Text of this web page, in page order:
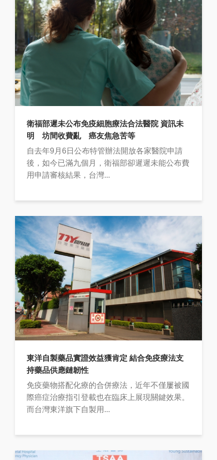
衛福部遲未公布免疫細胞療法合法醫院 資訊未
明 坊間收費亂 癌友焦急苦等
自去年9月6日公布特管辦法開放各家醫院申請
後，如今已滿九個月，衛福部卻遲遲未能公布費
用申請審核結果，台灣...
東洋自製藥品實證效益獲肯定 結合免疫療法支
持藥品供應鏈韌性
免疫藥物搭配化療的合併療法，近年不僅屢被國
際癌症治療指引登載也在臨床上展現關鍵效果。
而台灣東洋旗下自製用...